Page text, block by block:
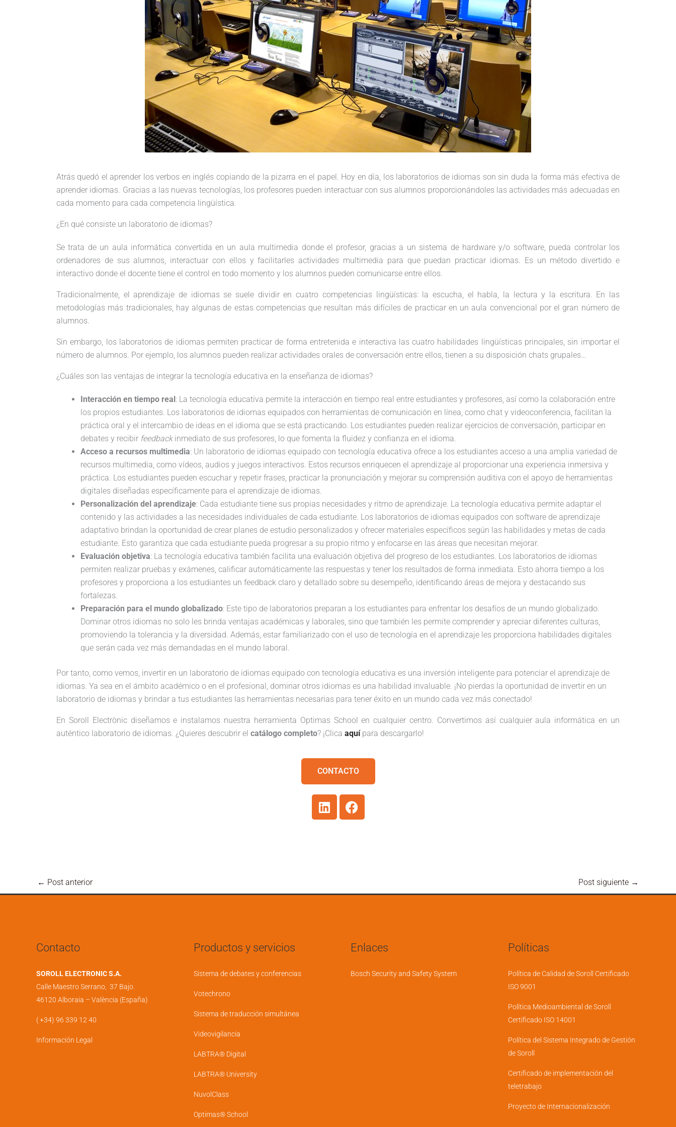
Atrás quedó el aprender los verbos en inglés copiando de la pizarra en el papel. Hoy en día, los laboratorios de idiomas son sin duda la forma más efectiva de
aprender idiomas. Gracias a las nuevas tecnologías, los profesores pueden interactuar con sus alumnos proporcionándoles las actividades más adecuadas en
cada momento para cada competencia lingüística.
¿En qué consiste un laboratorio de idiomas?
Se trata de un aula informática convertida en un aula multimedia donde el profesor, gracias a un sistema de hardware y/o software, pueda controlar los
ordenadores de sus alumnos, interactuar con ellos y facilitarles actividades multimedia para que puedan practicar idiomas. Es un método divertido e
interactivo donde el docente tiene el control en todo momento y los alumnos pueden comunicarse entre ellos.
Tradicionalmente, el aprendizaje de idiomas se suele dividir en cuatro competencias lingüísticas: la escucha, el habla, la lectura y la escritura. En las
metodologías más tradicionales, hay algunas de estas competencias que resultan más difíciles de practicar en un aula convencional por el gran número de
alumnos.
Sin embargo, los laboratorios de idiomas permiten practicar de forma entretenida e interactiva las cuatro habilidades lingüísticas principales, sin importar el
número de alumnos. Por ejemplo, los alumnos pueden realizar actividades orales de conversación entre ellos, tienen a su disposición chats grupales…
¿Cuáles son las ventajas de integrar la tecnología educativa en la enseñanza de idiomas?
Interacción en tiempo real: La tecnología educativa permite la interacción en tiempo real entre estudiantes y profesores, así como la colaboración entre
los propios estudiantes. Los laboratorios de idiomas equipados con herramientas de comunicación en línea, como chat y videoconferencia, facilitan la
práctica oral y el intercambio de ideas en el idioma que se está practicando. Los estudiantes pueden realizar ejercicios de conversación, participar en
debates y recibir feedback inmediato de sus profesores, lo que fomenta la fluidez y confianza en el idioma.
Acceso a recursos multimedia: Un laboratorio de idiomas equipado con tecnología educativa ofrece a los estudiantes acceso a una amplia variedad de
recursos multimedia, como vídeos, audios y juegos interactivos. Estos recursos enriquecen el aprendizaje al proporcionar una experiencia inmersiva y
práctica. Los estudiantes pueden escuchar y repetir frases, practicar la pronunciación y mejorar su comprensión auditiva con el apoyo de herramientas
digitales diseñadas específicamente para el aprendizaje de idiomas.
Personalización del aprendizaje: Cada estudiante tiene sus propias necesidades y ritmo de aprendizaje. La tecnología educativa permite adaptar el
contenido y las actividades a las necesidades individuales de cada estudiante. Los laboratorios de idiomas equipados con software de aprendizaje
adaptativo brindan la oportunidad de crear planes de estudio personalizados y ofrecer materiales específicos según las habilidades y metas de cada
estudiante. Esto garantiza que cada estudiante pueda progresar a su propio ritmo y enfocarse en las áreas que necesitan mejorar.
Evaluación objetiva: La tecnología educativa también facilita una evaluación objetiva del progreso de los estudiantes. Los laboratorios de idiomas
permiten realizar pruebas y exámenes, calificar automáticamente las respuestas y tener los resultados de forma inmediata. Esto ahorra tiempo a los
profesores y proporciona a los estudiantes un feedback claro y detallado sobre su desempeño, identificando áreas de mejora y destacando sus
fortalezas.
Preparación para el mundo globalizado: Este tipo de laboratorios preparan a los estudiantes para enfrentar los desafíos de un mundo globalizado.
Dominar otros idiomas no solo les brinda ventajas académicas y laborales, sino que también les permite comprender y apreciar diferentes culturas,
promoviendo la tolerancia y la diversidad. Además, estar familiarizado con el uso de tecnología en el aprendizaje les proporciona habilidades digitales
que serán cada vez más demandadas en el mundo laboral.
Por tanto, como vemos, invertir en un laboratorio de idiomas equipado con tecnología educativa es una inversión inteligente para potenciar el aprendizaje de
idiomas. Ya sea en el ámbito académico o en el profesional, dominar otros idiomas es una habilidad invaluable. ¡No pierdas la oportunidad de invertir en un
laboratorio de idiomas y brindar a tus estudiantes las herramientas necesarias para tener éxito en un mundo cada vez más conectado!
En Soroll Electrònic diseñamos e instalamos nuestra herramienta Optimas School en cualquier centro. Convertimos así cualquier aula informática en un
auténtico laboratorio de idiomas. ¿Quieres descubrir el catálogo completo? ¡Clica aquí para descargarlo!
CONTACTO
L
i
F
a
← Post anterior Post siguiente →
Contacto
SOROLL ELECTRONIC S.A.
Calle Maestro Serrano, 37 Bajo.
46120 Alboraia – València (España)
( +34) 96 339 12 40
Información Legal
Productos y servicios
Sistema de debates y conferencias
Votechrono
Sistema de traducción simultánea
Videovigilancia
LABTRA® Digital
LABTRA® University
NuvolClass
Optimas® School
Enlaces
Bosch Security and Safety System
Políticas
Política de Calidad de Soroll Certificado
ISO 9001
Política Medioambiental de Soroll
Certificado ISO 14001
Política del Sistema Integrado de Gestión
de Soroll
Certificado de implementación del
teletrabajo
Proyecto de Internacionalización